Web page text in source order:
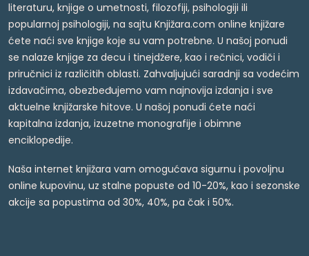
literaturu, knjige o umetnosti, filozofiji, psihologiji ili
popularnoj psihologiji, na sajtu Knjižara.com online knjižare
ćete naći sve knjige koje su vam potrebne. U našoj ponudi
se nalaze knjige za decu i tinejdžere, kao i rečnici, vodiči i
priručnici iz različitih oblasti. Zahvaljujući saradnji sa vodećim
izdavačima, obezbeđujemo vam najnovija izdanja i sve
aktuelne knjižarske hitove. U našoj ponudi ćete naći
kapitalna izdanja, izuzetne monografije i obimne
enciklopedije.
Naša internet knjižara vam omogućava sigurnu i povoljnu
online kupovinu, uz stalne popuste od 10-20%, kao i sezonske
akcije sa popustima od 30%, 40%, pa čak i 50%.